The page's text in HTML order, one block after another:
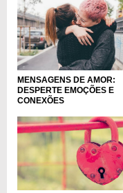
MENSAGENS DE AMOR:
DESPERTE EMOÇÕES E
CONEXÕES